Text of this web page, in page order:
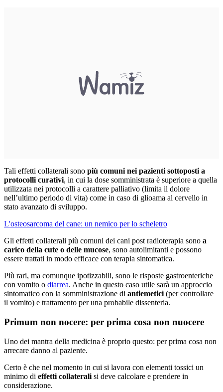
Tali effetti collaterali sono più comuni nei pazienti sottoposti a
protocolli curativi, in cui la dose somministrata è superiore a quella
utilizzata nei protocolli a carattere palliativo (limita il dolore
nell’ultimo periodo di vita) come in caso di glioama al cervello in
stato avanzato di sviluppo.
L'osteosarcoma del cane: un nemico per lo scheletro
Gli effetti collaterali più comuni dei cani post radioterapia sono a
carico della cute o delle mucose, sono autolimitanti e possono
essere trattati in modo efficace con terapia sintomatica.
Più rari, ma comunque ipotizzabili, sono le risposte gastroenteriche
con vomito o diarrea. Anche in questo caso utile sarà un approccio
sintomatico con la somministrazione di antiemetici(per controllare
il vomito) e trattamento per una probabile dissenteria.
Primum non nocere: per prima cosa non nuocere
Uno dei mantra della medicina è proprio questo: per prima cosa non
arrecare danno al paziente.
Certo è che nel momento in cui si lavora con elementi tossici un
minimo di effetti collaterali si deve calcolare e prendere in
considerazione.